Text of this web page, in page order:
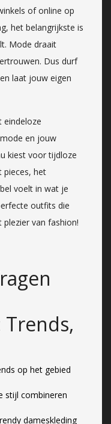
of online op
het belangrijkste is
Mode draait
Dus durf
laat jouw eigen
eindeloze
en jouw
kiest voor tijdloze
pieces, het
voelt in wat je
outfits die
van fashion!
op het gebied
stijl combineren
dameskleding